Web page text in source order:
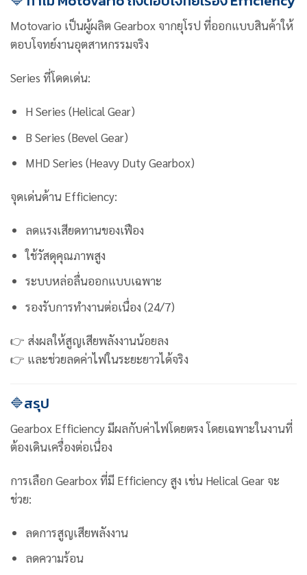
Motovario เป็นผู้ผลิต Gearbox จากยุโรป ที่ออกแบบสินค้าให้
ตอบโจทย์งานอุตสาหกรรมจริง
Series ที่โดดเด่น:
H Series (Helical Gear)
B Series (Bevel Gear)
MHD Series (Heavy Duty Gearbox)
จุดเด่นด้าน Efficiency:
ลดแรงเสียดทานของเฟือง
ใช้วัสดุคุณภาพสูง
ระบบหล่อลื่นออกแบบเฉพาะ
รองรับการทำงานต่อเนื่อง (24/7)
👉 ส่งผลให้สูญเสียพลังงานน้อยลง
👉 และช่วยลดค่าไฟในระยะยาวได้จริง
🔷สรุป
Gearbox Efficiency มีผลกับค่าไฟโดยตรง โดยเฉพาะในงานที่
ต้องเดินเครื่องต่อเนื่อง
การเลือก Gearbox ที่มี Efficiency สูง เช่น Helical Gear จะ
ช่วย:
ลดการสูญเสียพลังงาน
ลดความร้อน